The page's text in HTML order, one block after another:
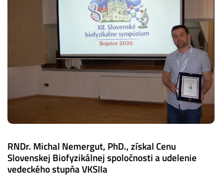
RNDr. Michal Nemergut, PhD., získal Cenu
Slovenskej Biofyzikálnej spoločnosti a udelenie
vedeckého stupňa VKSIIa